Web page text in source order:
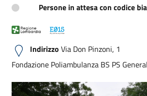
Persone in attesa con codice
Indirizzo Via Don Pinzoni, 1
Fondazione Poliambulanza BS PS